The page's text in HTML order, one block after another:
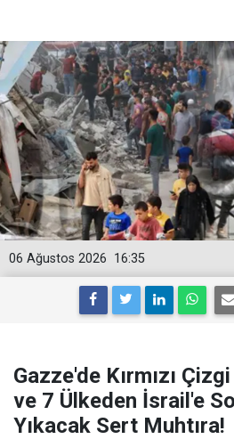
16:35
06 Ağustos 2026
Gazze'de Kırmızı
ve 7 Ülkeden İsrail'e
Yıkacak Sert Muhtıra!